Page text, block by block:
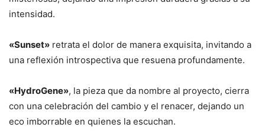
intensidad.
«Sunset» retrata el dolor de manera exquisita, invitando a
una reflexión introspectiva que resuena profundamente.
«HydroGene», la pieza que da nombre al proyecto, cierra
con una celebración del cambio y el renacer, dejando un
eco imborrable en quienes la escuchan.